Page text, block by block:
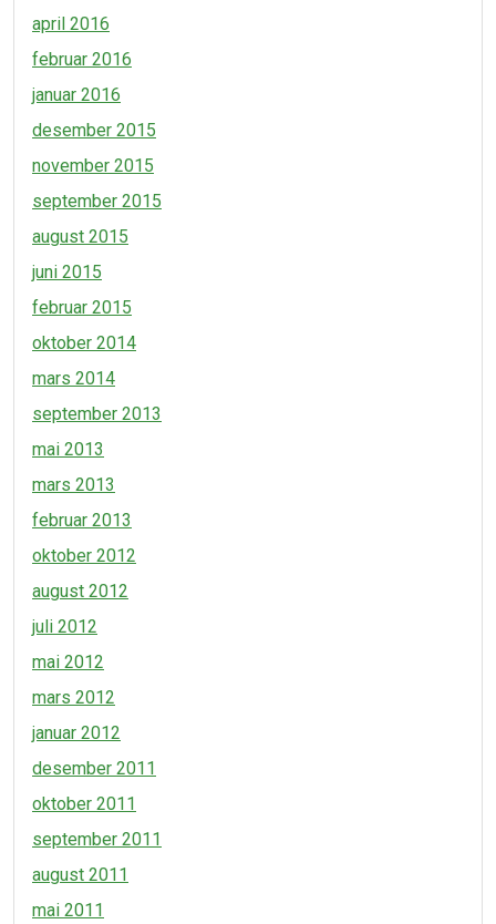
april 2016
februar 2016
januar 2016
desember 2015
november 2015
september 2015
august 2015
juni 2015
februar 2015
oktober 2014
mars 2014
september 2013
mai 2013
mars 2013
februar 2013
oktober 2012
august 2012
juli 2012
mai 2012
mars 2012
januar 2012
desember 2011
oktober 2011
september 2011
august 2011
mai 2011